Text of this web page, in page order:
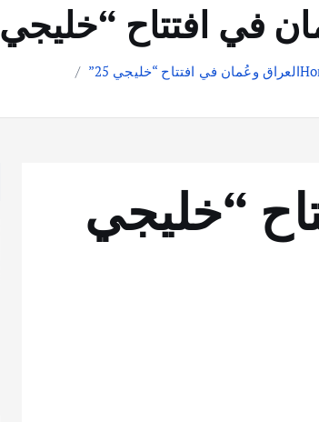
في افتتاح “خليجي 25”
العراق وعُمان في افتتاح “خليجي 25”
“خليجي